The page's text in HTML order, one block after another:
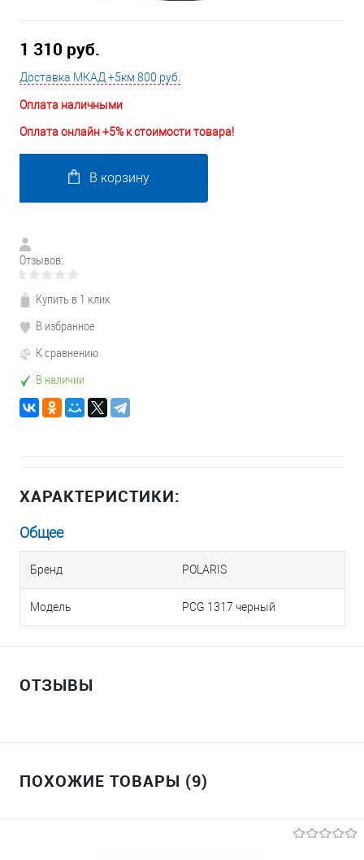
1 310 руб.
Доставка МКАД +5км 800 руб.
Оплата наличными
Оплата онлайн +5% к стоимости товара!
В корзину
Отзывов:
Купить в 1 клик
В избранное
К сравнению
В наличии
ХАРАКТЕРИСТИКИ:
Общее
Бренд POLARIS
Модель PCG 1317 черный
ОТЗЫВЫ
ПОХОЖИЕ ТОВАРЫ (9)